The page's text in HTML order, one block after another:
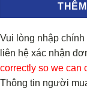
Vui lòng nhập chính
liên hệ xác nhận
correctly so we can
Thông tin người